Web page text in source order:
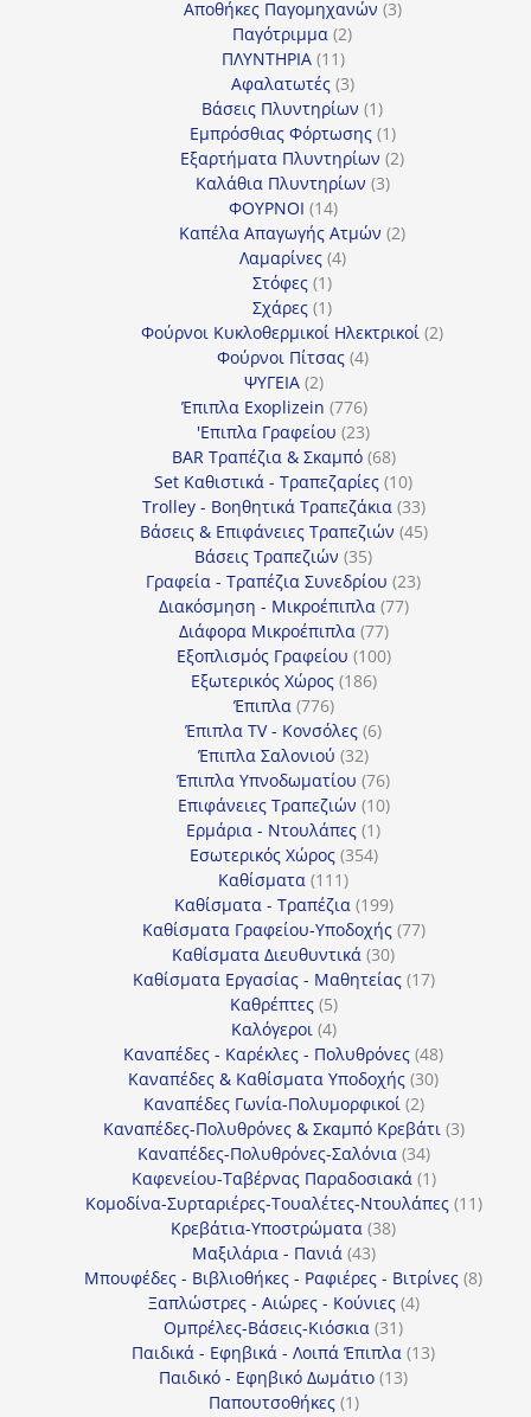
προϊόν
Αποθήκες Παγομηχανών 33
Παγότριμμα 22
ΠΛΥΝΤΗΡΙΑ 1111
προϊόντα
Αφαλατωτές 33
προϊόντα
Βάσεις Πλυντηρίων 11
προϊόν
Εμπρόσθιας Φόρτωσης 11
προϊόν
Εξαρτήματα Πλυντηρίων 22
Καλάθια Πλυντηρίων 33
ΦΟΥΡΝΟΙ 1414
προϊόντα
Καπέλα Απαγωγής Ατμών 22
Λαμαρίνες 44
Στόφες 11
προϊόν
Σχάρες 11
προϊόν
Φούρνοι Κυκλοθερμικοί Ηλεκτρικοί 22
Φούρνοι Πίτσας 44
ΨΥΓΕΙΑ 22
προϊόντα
Έπιπλα Exoplizein 776776
προϊόντα
'Επιπλα Γραφείου 2323
προϊόντα
BAR Τραπέζια & Σκαμπό 6868
προϊόντα
Set Καθιστικά - Τραπεζαρίες 1010
προϊόντα
Trolley - Βοηθητικά Τραπεζάκια 3333
προϊόντα
Βάσεις & Επιφάνειες Τραπεζιών 4545
Βάσεις Τραπεζιών 3535
προϊόντα
Γραφεία - Τραπέζια Συνεδρίου 2323
Διακόσμηση - Μικροέπιπλα 7777
Διάφορα Μικροέπιπλα 7777
προϊόντα
Εξοπλισμός Γραφείου 100100
Εξωτερικός Χώρος 186186
Έπιπλα 776776
προϊόντα
Έπιπλα TV - Κονσόλες 66
Έπιπλα Σαλονιού 3232
προϊόντα
Έπιπλα Υπνοδωματίου 7676
προϊόντα
Επιφάνειες Τραπεζιών 1010
Ερμάρια - Ντουλάπες 11
προϊόν
Εσωτερικός Χώρος 354354
Καθίσματα 111111
προϊόντα
Καθίσματα - Τραπέζια 199199
προϊόντα
Καθίσματα Γραφείου-Υποδοχής 7777
Καθίσματα Διευθυντικά 3030
προϊόντα
Καθίσματα Εργασίας - Μαθητείας 1717
Καθρέπτες 55
προϊόντα
Καλόγεροι 44
προϊόντα
Καναπέδες - Καρέκλες - Πολυθρόνες 4848
προϊόντα
Καναπέδες & Καθίσματα Υποδοχής 3030
Καναπέδες Γωνία-Πολυμορφικοί 22
προϊόντα
Καναπέδες-Πολυθρόνες & Σκαμπό Κρεβάτι 33
Καναπέδες-Πολυθρόνες-Σαλόνια 3434
προϊόντα
Καφενείου-Ταβέρνας Παραδοσιακά 11
προϊόν
Κομοδίνα-Συρταριέρες-Τουαλέτες-Ντουλάπες 1111
Κρεβάτια-Υποστρώματα 3838
Μαξιλάρια - Πανιά 4343
προϊόντα
Μπουφέδες - Βιβλιοθήκες - Ραφιέρες - Βιτρίνες 88
Ξαπλώστρες - Αιώρες - Κούνιες 44
Ομπρέλες-Βάσεις-Κιόσκια 3131
προϊόντα
Παιδικά - Εφηβικά - Λοιπά Έπιπλα 1313
Παιδικό - Εφηβικό Δωμάτιο 1313
Παπουτσοθήκες 11